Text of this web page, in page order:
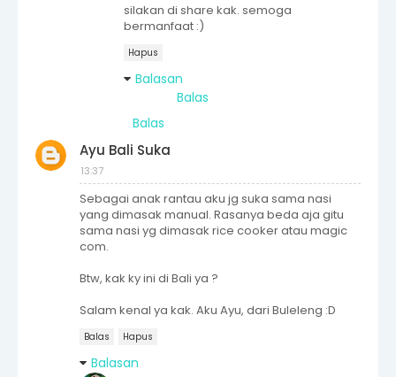
silakan di share kak. semoga
bermanfaat :)
Hapus
Balasan
Balas
Balas
Ayu Bali Suka
13:37
Sebagai anak rantau aku jg suka sama nasi
yang dimasak manual. Rasanya beda aja gitu
sama nasi yg dimasak rice cooker atau magic
com.
Btw, kak ky ini di Bali ya ?
Salam kenal ya kak. Aku Ayu, dari Buleleng :D
Balas Hapus
Balasan